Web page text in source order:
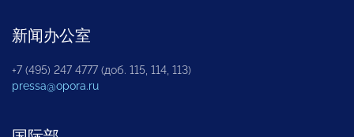
新闻办公室
+7 (495) 247 4777 (доб. 115, 114, 113)
pressa@opora.ru